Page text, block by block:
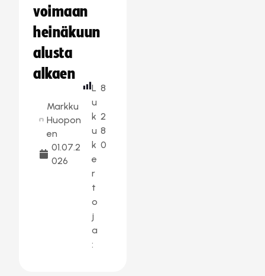
voimaan
heinäkuun
alusta
alkaen
Markku
Huopon
en
01.07.2
026
L
u
k
u
k
e
r
t
o
j
a
:
8
2
8
0